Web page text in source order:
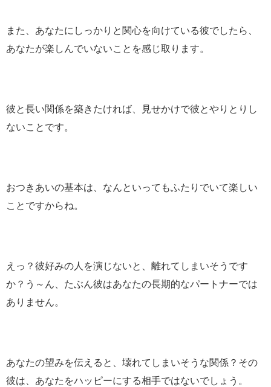
また、あなたにしっかりと関心を向けている彼でしたら、
あなたが楽しんでいないことを感じ取ります。
彼と長い関係を築きたければ、見せかけで彼とやりとりし
ないことです。
おつきあいの基本は、なんといってもふたりでいて楽しい
ことですからね。
えっ？彼好みの人を演じないと、離れてしまいそうです
か？う～ん、たぶん彼はあなたの長期的なパートナーでは
ありません。
あなたの望みを伝えると、壊れてしまいそうな関係？その
彼は、あなたをハッピーにする相手ではないでしょう。